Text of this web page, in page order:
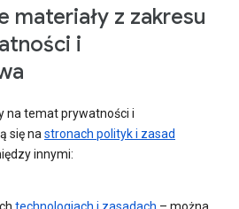
materiały z zakresu
i
na temat prywatności i
się nastronach polityk i zasad
innymi: